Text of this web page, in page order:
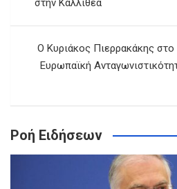
στην Καλλιθέα
Ο Κυριάκος Πιερρακάκης στο
Ευρωπαϊκή
Ροή Ειδήσεων